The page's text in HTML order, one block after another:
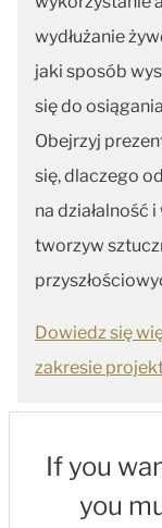
wydłużanie
jaki sposób
się do
Obejrzyj
się, dlaczego
na działalność
tworzyw
Dowiedz się
zakresie
If you
you